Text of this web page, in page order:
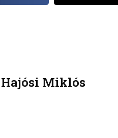
w
i
Hajósi Miklós